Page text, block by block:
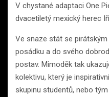
V chystané adaptaci One
dvacetiletý mexický herec
Ve snaze stát se
posádku a do svého
postav. Mimoděk tak
kolektivu, který je
skupinu studentů, nebo